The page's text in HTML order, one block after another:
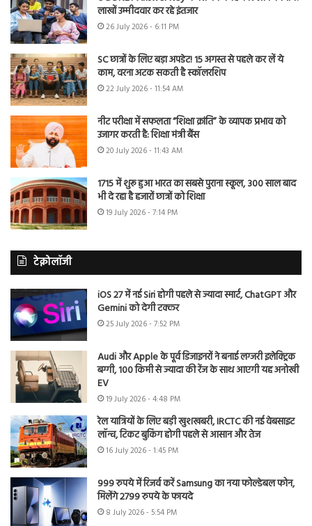
लाखों उम्मीदवार कर रहे इंतजार
26 July 2026 - 6:11 PM
SC छात्रों के लिए बड़ा अपडेट! 15 अगस्त से पहले कर लें ये
काम, वरना अटक सकती है स्कॉलरशिप
22 July 2026 - 11:54 AM
नीट परीक्षा में सफलता “शिक्षा क्रांति” के व्यापक प्रभाव को
उजागर करती है: शिक्षा मंत्री बैंस
20 July 2026 - 11:43 AM
1715 में शुरू हुआ भारत का सबसे पुराना स्कूल, 300 साल बाद
भी दे रहा है हजारों छात्रों को शिक्षा
19 July 2026 - 7:14 PM
टेक्नोलॉजी
iOS 27 में नई Siri होगी पहले से ज्यादा स्मार्ट, ChatGPT और
Gemini को देगी टक्कर
25 July 2026 - 7:52 PM
Audi और Apple के पूर्व डिजाइनरों ने बनाई लग्जरी इलेक्ट्रिक
बग्गी, 100 किमी से ज्यादा की रेंज के साथ आएगी यह अनोखी
EV
19 July 2026 - 4:48 PM
रेल यात्रियों के लिए बड़ी खुशखबरी, IRCTC की नई वेबसाइट
लॉन्च, टिकट बुकिंग होगी पहले से आसान और तेज
16 July 2026 - 1:45 PM
999 रुपये में रिजर्व करें Samsung का नया फोल्डेबल फोन,
मिलेंगे 2799 रुपये के फायदे
8 July 2026 - 5:54 PM